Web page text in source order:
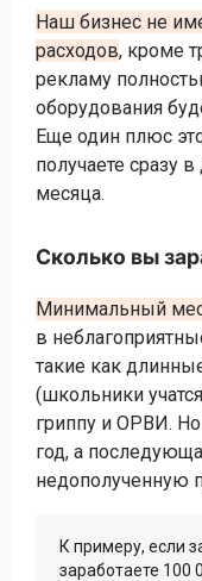
Наш бизнес не
расходов, кроме
рекламу
оборудования
Еще один плюс
получаете сразу
месяца.
Сколько вы
Минимальный
в
такие как
(школьники
гриппу и ОРВИ. Но
год, а
недополученную
К примеру, если
заработаете 100